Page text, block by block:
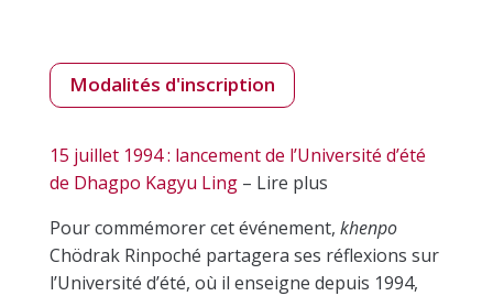
Modalités d'inscription
15 juillet 1994 : lancement de l’Université d’été
de Dhagpo Kagyu Ling– Lire plus
Pour commémorer cet événement, khenpo
Chödrak Rinpoché partagera ses réflexions sur
l’Université d’été, où il enseigne depuis 1994,